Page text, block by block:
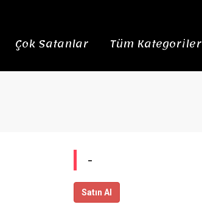
Çok Satanlar Tüm Kategoriler
-
Satın Al